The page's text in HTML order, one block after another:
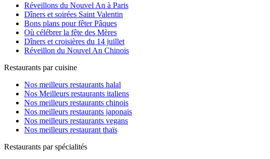
Réveillons du Nouvel An à Paris
Dîners et soirées Saint Valentin
Bons plans pour fêter Pâques
Où célébrer la fête des Mères
Dîners et croisières du 14 juillet
Réveillon du Nouvel An Chinois
Restaurants par cuisine
Nos meilleurs restaurants halal
Nos Meilleurs restaurants italiens
Nos meilleurs restaurants chinois
Nos meilleurs restaurants japonais
Nos meilleurs restaurants vegans
Nos meilleurs restaurant thaïs
Restaurants par spécialités